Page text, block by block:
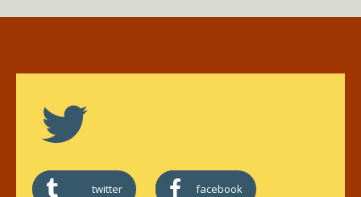
twitter facebook